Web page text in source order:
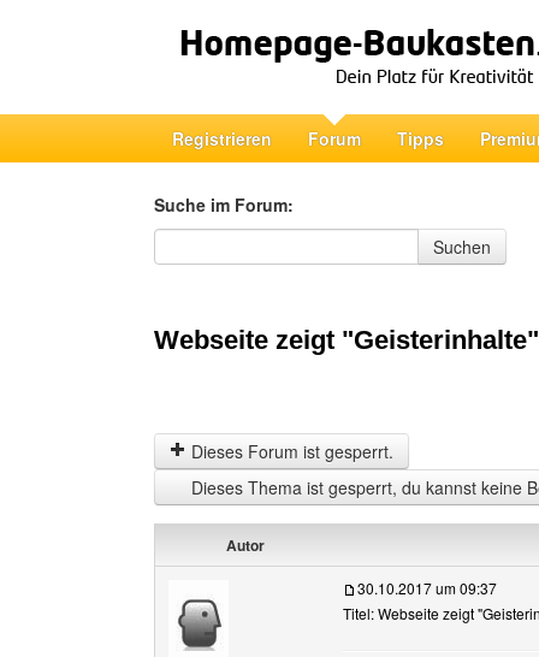
Registrieren Forum Tipps
Suche im Forum:
Suche im Forum
Suchen
Webseite zeigt
Dieses Forum ist gesperrt.
Dieses Thema ist gesperrt, du kannst keine
Autor
30.10.2017 um 09:37
Titel: Webseite zeigt